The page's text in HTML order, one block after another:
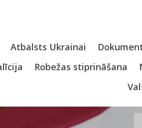
Atbalsts Ukrainai
Robežas stiprināšana